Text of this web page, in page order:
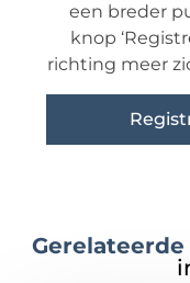
een breder
knop
richting meer